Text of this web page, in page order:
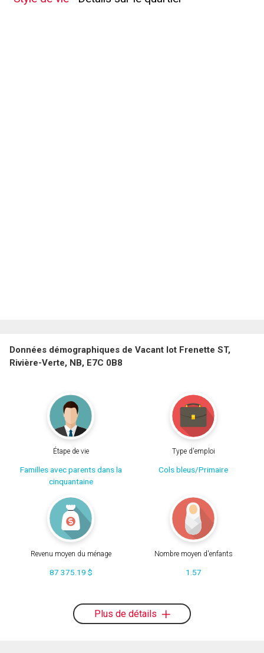
Données démographiques de Vacant lot Frenette ST,
Rivière-Verte, NB, E7C 0B8
Étape de vie
Familles avec parents dans la
cinquantaine
Type d'emploi
Cols bleus/Primaire
Revenu moyen du ménage
87 375.19 $
Nombre moyen d'enfants
1.57
Plus de détails